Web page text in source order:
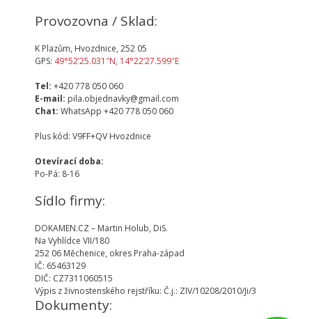
Provozovna / Sklad:
K Plazům, Hvozdnice, 252 05
GPS: 49°52’25.031″N, 14°22’27.599″E
Tel: +420 778 050 060
E-mail: pila.objednavky@gmail.com
Chat: WhatsApp +420 778 050 060
Plus kód: V9FF+QV Hvozdnice
Otevírací doba:
Po-Pá: 8-16
Sídlo firmy:
DOKAMEN.CZ – Martin Holub, DiS.
Na Vyhlídce VII/180
252 06 Měchenice, okres Praha-západ
IČ: 65463129
DIČ: CZ7311060515
Výpis z živnostenského rejstříku: Č.j.: ZIV/10208/2010/Ji/3
Dokumenty: